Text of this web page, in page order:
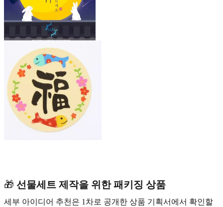
🎁 선물세트 제작을 위한 패키징 상품
세부 아이디어 추천은 1차로 공개한 상품 기획서에서 확인할